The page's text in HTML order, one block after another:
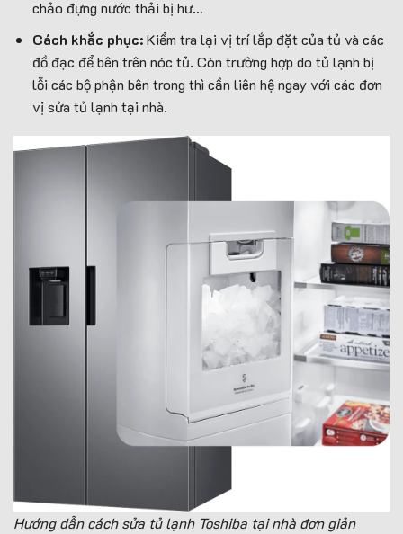
chảo đựng nước thải bị hư…
Cách khắc phục:Kiểm tra lại vị trí lắp đặt của tủ và các
đồ đạc để bên trên nóc tủ. Còn trường hợp do tủ lạnh bị
lỗi các bộ phận bên trong thì cần liên hệ ngay với các đơn
vị sửa tủ lạnh tại nhà.
Hướng dẫncách sửa tủ lạnh Toshiba tại nhà đơn giản